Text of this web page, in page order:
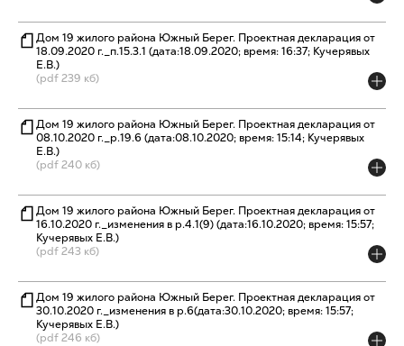
Дом 19 жилого района Южный Берег. Проектная декларация от
18.09.2020 г._п.15.3.1 (дата:18.09.2020; время: 16:37; Кучерявых
Е.В.)
(pdf 239 кб)
Дом 19 жилого района Южный Берег. Проектная декларация от
08.10.2020 г._р.19.6 (дата:08.10.2020; время: 15:14; Кучерявых
Е.В.)
(pdf 240 кб)
Дом 19 жилого района Южный Берег. Проектная декларация от
16.10.2020 г._изменения в р.4.1(9) (дата:16.10.2020; время: 15:57;
Кучерявых Е.В.)
(pdf 243 кб)
Дом 19 жилого района Южный Берег. Проектная декларация от
30.10.2020 г._изменения в р.6(дата:30.10.2020; время: 15:57;
Кучерявых Е.В.)
(pdf 246 кб)